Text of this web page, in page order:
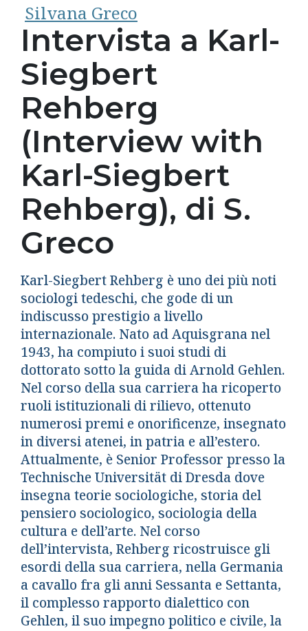
Silvana Greco
Intervista a Karl-
Siegbert
Rehberg
(Interview with
Karl-Siegbert
Rehberg), di S.
Greco
Karl-Siegbert Rehberg è uno dei più noti
sociologi tedeschi, che gode di un
indiscusso prestigio a livello
internazionale. Nato ad Aquisgrana nel
1943, ha compiuto i suoi studi di
dottorato sotto la guida di Arnold Gehlen.
Nel corso della sua carriera ha ricoperto
ruoli istituzionali di rilievo, ottenuto
numerosi premi e onorificenze, insegnato
in diversi atenei, in patria e all’estero.
Attualmente, è Senior Professor presso la
Technische Universität di Dresda dove
insegna teorie sociologiche, storia del
pensiero sociologico, sociologia della
cultura e dell’arte. Nel corso
dell’intervista, Rehberg ricostruisce gli
esordi della sua carriera, nella Germania
a cavallo fra gli anni Sessanta e Settanta,
il complesso rapporto dialettico con
Gehlen, il suo impegno politico e civile, la